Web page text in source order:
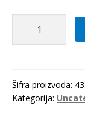
količina
Šifra proizvoda:
Kategorija: